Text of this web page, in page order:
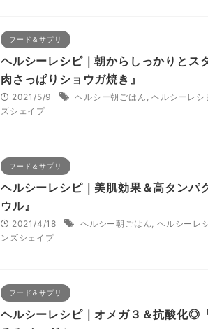
フード＆サプリ
ヘルシーレシピ｜朝からしっかりとス
肉さっぱりショウガ焼き』
2021/5/9 ヘルシー朝ごはん ,ヘルシーレシ
ズシェイプ
フード＆サプリ
ヘルシーレシピ｜美肌効果＆高タンパ
ウル』
2021/4/18 ヘルシー朝ごはん,ヘルシーレ
ンズシェイプ
フード＆サプリ
ヘルシーレシピ｜オメガ３＆抗酸化◎